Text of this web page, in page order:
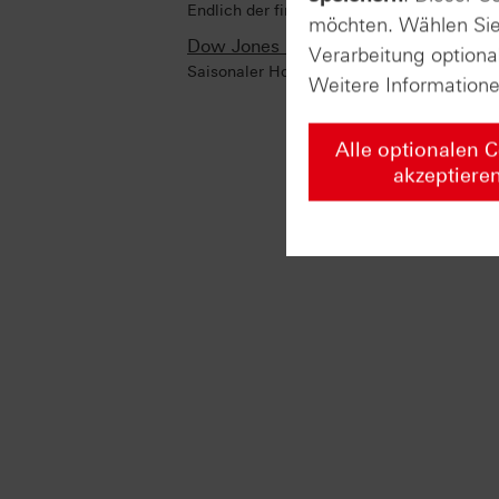
Endlich der finale Ausbruch?
Dow Jones Industrial Average®
Saisonaler Hoffnungsschimmer - Teil 2
möchten. Wählen
Verarbeitung
Weitere
Alle optionalen